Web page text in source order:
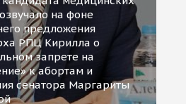
на фоне
предложения
РПЦ Кирилла о
запрете на
к абортам и
сенатора Маргариты